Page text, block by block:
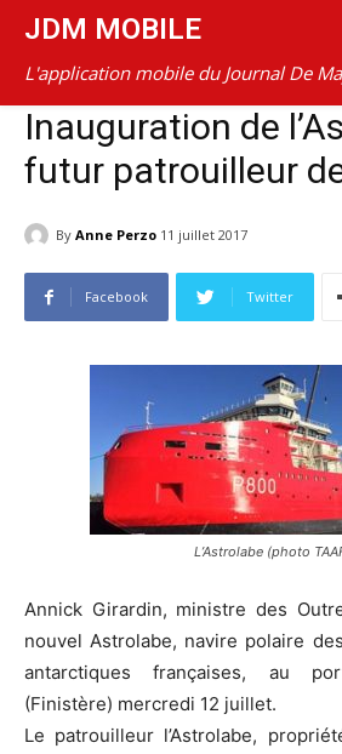
JDM MOBILE
L'application mobile du Journal De
Inauguration de
futur patrouilleur
By Anne Perzo 11 juillet 2017
Facebook Twitter
L’Astrolabe (photo
Annick Girardin, ministre des
nouvel Astrolabe, navire polaire
antarctiques françaises, au
(Finistère) mercredi 12 juillet.
Le patrouilleur l’Astrolabe,